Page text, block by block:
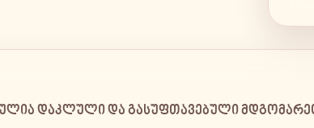
დაკლული და გასუფთავებული